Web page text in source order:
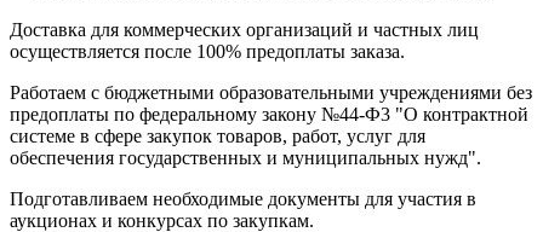
Доставка для коммерческих организаций и частных лиц
осуществляется после 100% предоплаты заказа.
Работаем с бюджетными образовательными учреждениями без
предоплаты по федеральному закону №44-Ф3 "О контрактной
системе в сфере закупок товаров, работ, услуг для
обеспечения государственных и муниципальных нужд".
Подготавливаем необходимые документы для участия в
аукционах и конкурсах по закупкам.